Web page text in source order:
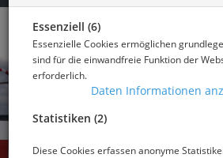
Essenziell (6)
Essenzielle Cookies ermöglichen
sind für die einwandfreie Funktion der
erforderlich.
Daten Informationen
Statistiken (2)
Diese Cookies erfassen anonyme